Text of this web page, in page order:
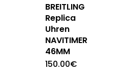
BREITLING
Replica
Uhren
NAVITIMER
46MM
150.00€